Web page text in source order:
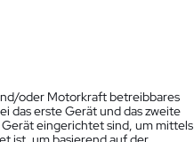
oder Motorkraft betreibbares
das erste Gerät und das zweite
eingerichtet sind, um mittels